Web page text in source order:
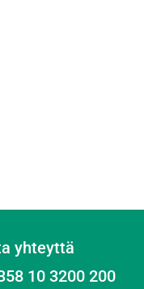
yhteyttä
10 3200 200